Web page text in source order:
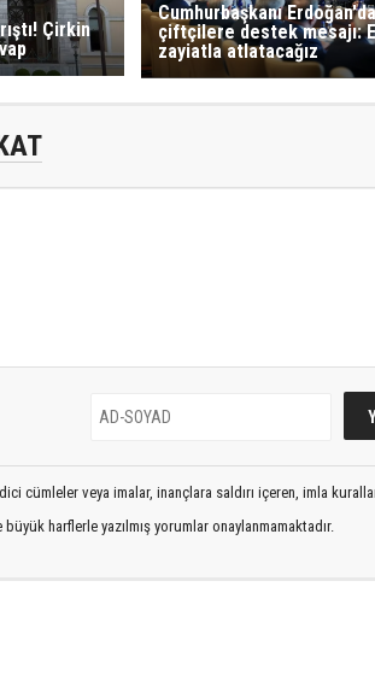
Çirkin
Cumhurbaşkanı
çiftçilere destek mesajı:
zayiatla atlatacağız
cümleler veya imalar, inançlara saldırı içeren, imla
harflerle yazılmış yorumlar onaylanmamaktadır.